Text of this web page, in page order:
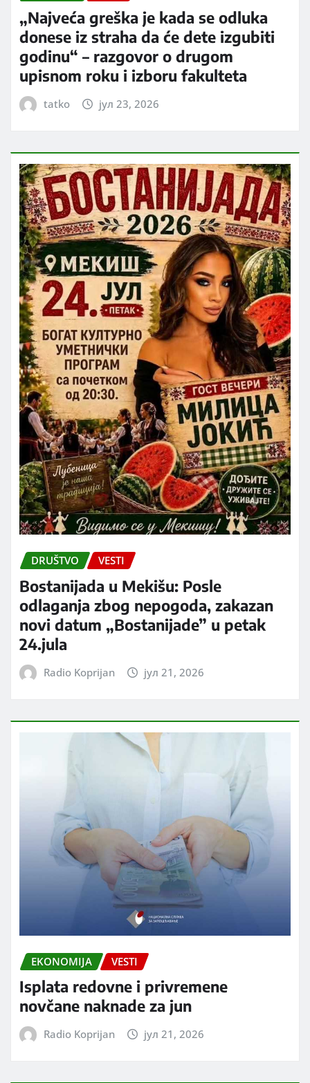
„Najveća greška je kada se odluka
donese iz straha da će dete izgubiti
godinu“ – razgovor o drugom
upisnom roku i izboru fakulteta
tatko јул 23, 2026
DRUŠTVO VESTI
Bostanijada u Mekišu: Posle
odlaganja zbog nepogoda, zakazan
novi datum „Bostanijade” u petak
24.jula
Radio Koprijan јул 21, 2026
EKONOMIJA VESTI
Isplata redovne i privremene
novčane naknade za jun
Radio Koprijan јул 21, 2026